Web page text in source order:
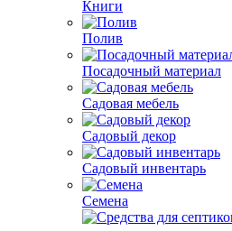
Книги
Полив
Посадочный материал
Садовая мебель
Садовый декор
Садовый инвентарь
Семена